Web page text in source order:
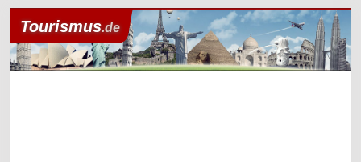
Tourismus.de